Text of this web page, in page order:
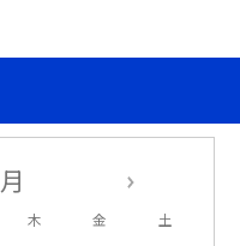
木 金 土